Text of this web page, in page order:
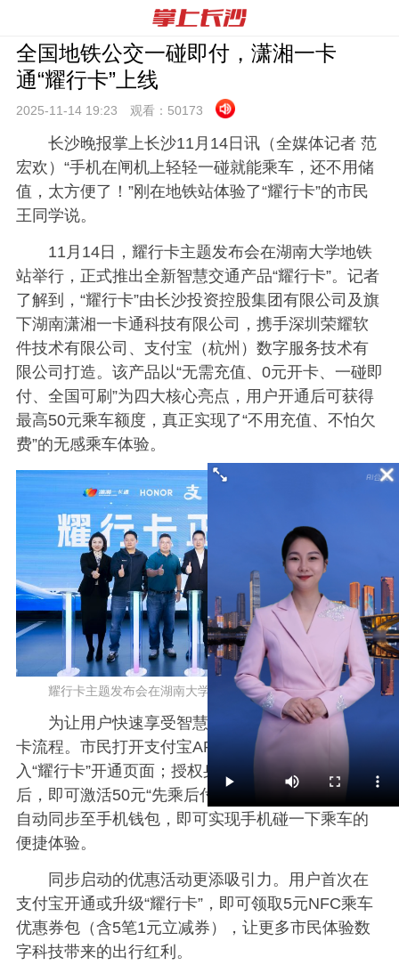
全国地铁公交一碰即付，潇湘一卡
通“耀行卡”上线
2025-11-14 19:23 观看： 50173
长沙晚报掌上长沙11月14日讯（全媒体记者 范
宏欢）“手机在闸机上轻轻一碰就能乘车，还不用储
值，太方便了！”刚在地铁站体验了“耀行卡”的市民
王同学说。
11月14日，耀行卡主题发布会在湖南大学地铁
站举行，正式推出全新智慧交通产品“耀行卡”。记者
了解到，“耀行卡”由长沙投资控股集团有限公司及旗
下湖南潇湘一卡通科技有限公司，携手深圳荣耀软
件技术有限公司、支付宝（杭州）数字服务技术有
限公司打造。该产品以“无需充值、0元开卡、一碰即
付、全国可刷”为四大核心亮点，用户开通后可获得
最高50元乘车额度，真正实现了“不用充值、不怕欠
费”的无感乘车体验。
耀行卡主题发布会在湖南大学地铁站举行。 均为主办方供图
为让用户快速享受智慧出行，“耀行卡”简化了开
卡流程。市民打开支付宝APP搜索“潇湘一卡通”，进
入“耀行卡”开通页面；授权身份信息并签约免密支付
后，即可激活50元“先乘后付”额度；开通成功后卡片
自动同步至手机钱包，即可实现手机碰一下乘车的
便捷体验。
同步启动的优惠活动更添吸引力。用户首次在
支付宝开通或升级“耀行卡”，即可领取5元NFC乘车
优惠券包（含5笔1元立减券），让更多市民体验数
字科技带来的出行红利。